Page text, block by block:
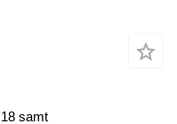
18 samt